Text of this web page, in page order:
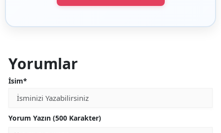
Yorumlar
İsim*
Yorum Yazın (500 Karakter)